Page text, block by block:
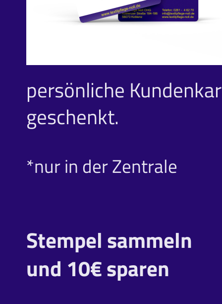
persönliche
geschenkt.
*nur in der Zentrale
Stempel sammeln
und 10€ sparen